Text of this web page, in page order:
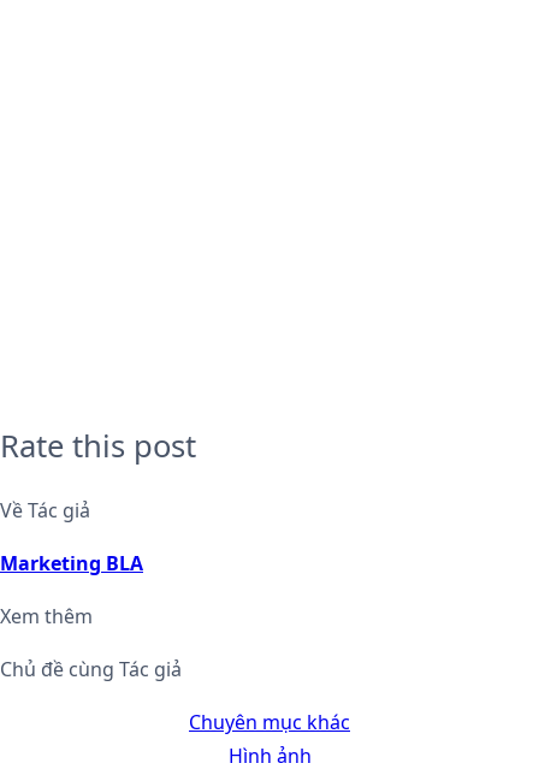
Rate this post
Về Tác giả
Marketing BLA
Xem thêm
Chủ đề cùng Tác giả
Chuyên mục khác
Hình ảnh